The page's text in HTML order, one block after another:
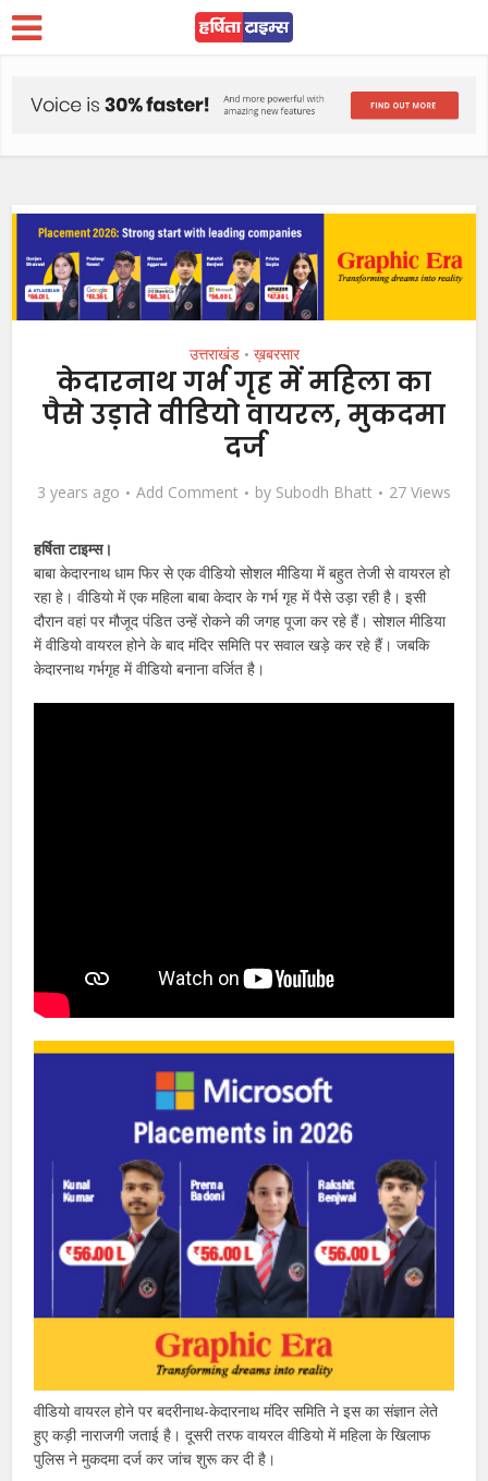
उत्तराखंड • ख़बरसार
केदारनाथ गर्भ गृह में महिला का
पैसे उड़ाते वीडियो वायरल, मुकदमा
दर्ज
3 years ago Add Comment by Subodh Bhatt 27 Views
हर्षिता टाइम्स।
बाबा केदारनाथ धाम फिर से एक वीडियो सोशल मीडिया में बहुत तेजी से वायरल हो
रहा हे। वीडियो में एक महिला बाबा केदार के गर्भ गृह में पैसे उड़ा रही है। इसी
दौरान वहां पर मौजूद पंडित उन्हें रोकने की जगह पूजा कर रहे हैं। सोशल मीडिया
में वीडियो वायरल होने के बाद मंदिर समिति पर सवाल खड़े कर रहे हैं। जबकि
केदारनाथ गर्भगृह में वीडियो बनाना वर्जित है।
वीडियो वायरल होने पर बदरीनाथ-केदारनाथ मंदिर समिति ने इस का संज्ञान लेते
हुए कड़ी नाराजगी जताई है। दूसरी तरफ वायरल वीडियो में महिला के खिलाफ
पुलिस ने मुकदमा दर्ज कर जांच शुरू कर दी है।